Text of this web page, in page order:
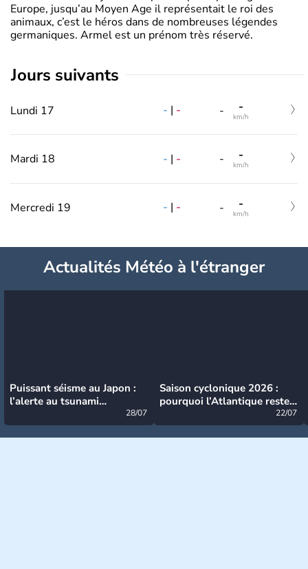
Europe, jusqu’au Moyen Age il représentait le roi des
animaux, c’est le héros dans de nombreuses légendes
germaniques. Armel est un prénom très réservé.
jours suivants
Lundi 17 - | - - -
km/h
Mardi 18 - | - - -
km/h
Mercredi 19 - | - - -
km/h
Actualités Météo à l'étranger
Puissant séisme au Japon :
l’alerte au tsunami
28/07
Saison cyclonique 2026 :
pourquoi l’Atlantique reste
22/07